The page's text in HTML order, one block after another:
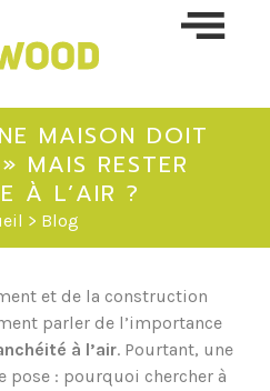
MAISON DOIT
MAIS RESTER
À L’AIR ?
> Blog
et de la construction
parler de l’importance
à l’air. Pourtant, une
pose : pourquoi chercher à